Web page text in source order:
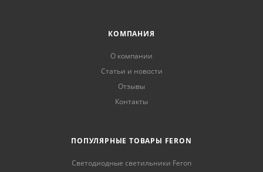
КОМПАНИЯ
О компании
Статьи и новости
Отзывы
Контакты
ПОПУЛЯРНЫЕ ТОВАРЫ FERON
Светодиодные светильники Feron